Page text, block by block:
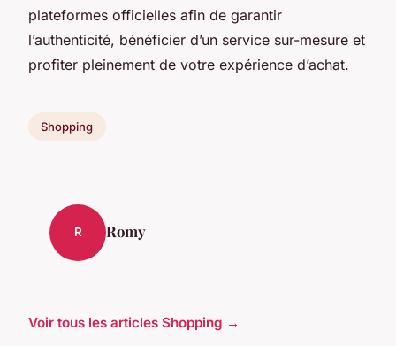
plateformes officielles afin de garantir
l’authenticité, bénéficier d’un service sur-mesure et
profiter pleinement de votre expérience d’achat.
Shopping
R Romy
Voir tous les articles Shopping →